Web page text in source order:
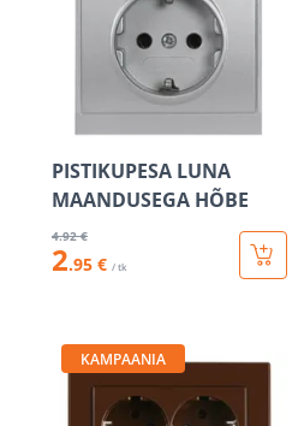
PISTIKUPESA LUNA
MAANDUSEGA HÕBE
4.92 €
2.95 € / tk
KAMPAANIA